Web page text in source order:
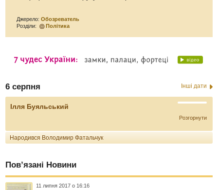
Джерело:Обозреватель
Розділи:
Політика
6 серпня Інші дати
Ілля Буяльський
Розгорнути
Народився Володимир Фатальчук
Пов’язані Новини
11 липня 2017 о 16:16